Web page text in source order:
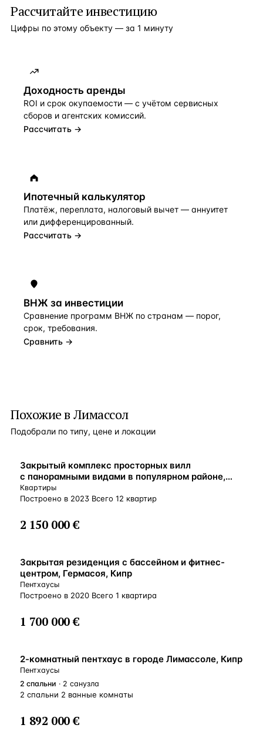
Рассчитайте инвестицию
Цифры по этому объекту — за 1 минуту
Доходность аренды
ROI и срок окупаемости — с учётом сервисных
сборов и агентских комиссий.
Рассчитать →
Ипотечный калькулятор
Платёж, переплата, налоговый вычет — аннуитет
или дифференцированный.
Рассчитать →
ВНЖ за инвестиции
Сравнение программ ВНЖ по странам — порог,
срок, требования.
Сравнить →
Похожие в Лимассол
Подобрали по типу, цене и локации
ВНЖ
Закрытый комплекс просторных вилл
с панорамными видами в популярном районе,
Лимассол, Кипр
Квартиры
Построено в 2023 Всего 12 квартир
2 150 000 €
ВНЖ
Закрытая резиденция с бассейном и фитнес-
центром, Гермасоя, Кипр
Пентхаусы
Построено в 2020 Всего 1 квартира
1 700 000 €
ВНЖ
2-комнатный пентхаус в городе Лимассоле, Кипр
Пентхаусы
2 спальни · 2 санузла
2 спальни 2 ванные комнаты
1 892 000 €